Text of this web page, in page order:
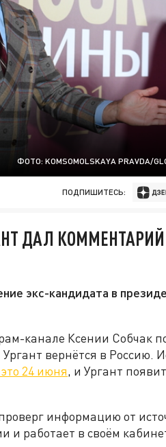
ФОТО: KOMSOMOLSKAYA PRAVDA/
ПОДПИШИТЕСЬ:
ДАЛ
экс-кандидата в
канале Ксении Собчак
вернётся в Россию.
24 июня, и Ургант
информацию от
и работает в своём